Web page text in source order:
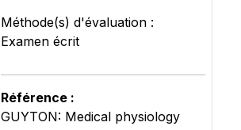
Méthode(s) d'évaluation :
Examen écrit
Référence :
GUYTON: Medical physiology